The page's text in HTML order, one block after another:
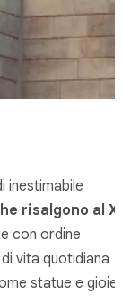
inestimabile
risalgono al
con ordine
vita quotidiana
statue e